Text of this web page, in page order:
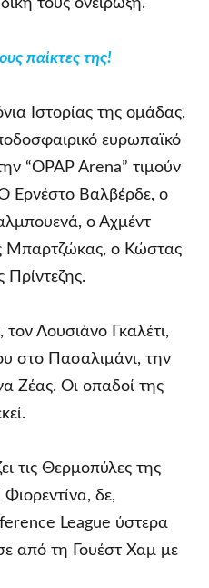
τους ονείρωξη.
παίκτες της!
Ιστορίας της ομάδας,
ευρωπαϊκό
“OPAP Arena” τιμούν
Ερνέστο Βαλβέρδε, ο
ο Αχμέντ
Μπαρτζώκας, ο Κώστας
Πρίντεζης.
Λουσιάνο Γκαλέτι,
στο Πασαλιμάνι, την
Ζέας. Οι οπαδοί της
τις Θερμοπύλες της
δε,
League ύστερα
από τη Γουέστ Χαμ με